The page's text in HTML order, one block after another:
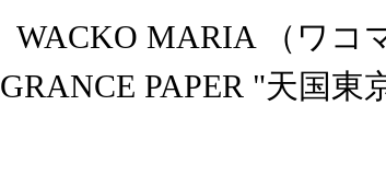
WACKO MARIA （ワコ
PAPER "天国